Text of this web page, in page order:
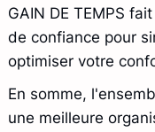
GAIN DE TEMPS
de confiance pour
optimiser votre
En somme,
une meilleure